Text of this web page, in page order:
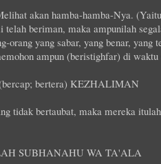
akan hamba-hamba-Nya.
telah beriman, maka ampunilah
yang sabar, yang benar, yang
ampun (beristighfar) di
bertera) KEZHALIMAN
tidak bertaubat, maka mereka
SUBHANAHU WA TA'ALA